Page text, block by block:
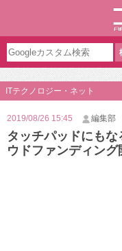
ITテクノロジー・ネット
2019/08/26 15:45 編集部
タッチパッドにも
ウドファンディング